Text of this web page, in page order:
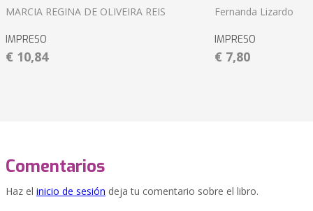
MARCIA REGINA DE OLIVEIRA REIS
IMPRESO
€ 10,84
Fernanda Lizardo
IMPRESO
€ 7,80
Comentarios
Haz el inicio de sesión deja tu comentario sobre el libro.